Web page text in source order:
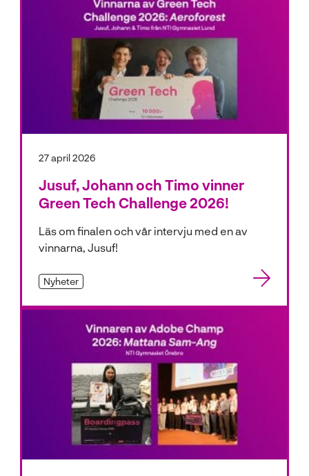
27 april 2026
Jusuf, Johann och Timo vinner
Green Tech Challenge 2026!
Läs om finalen och vår intervju med en av
vinnarna, Jusuf!
Nyheter